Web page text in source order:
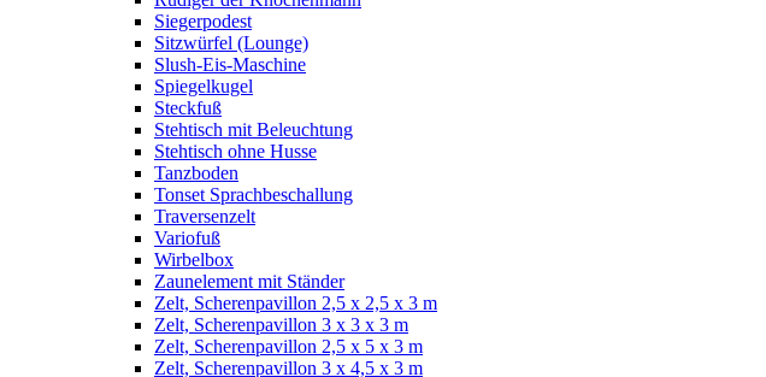
Siegerpodest
Sitzwürfel (Lounge)
Slush-Eis-Maschine
Spiegelkugel
Steckfuß
Stehtisch mit Beleuchtung
Stehtisch ohne Husse
Tanzboden
Tonset Sprachbeschallung
Traversenzelt
Variofuß
Wirbelbox
Zaunelement mit Ständer
Zelt, Scherenpavillon 2,5 x 2,5 x 3 m
Zelt, Scherenpavillon 3 x 3 x 3 m
Zelt, Scherenpavillon 2,5 x 5 x 3 m
Zelt, Scherenpavillon 3 x 4,5 x 3 m